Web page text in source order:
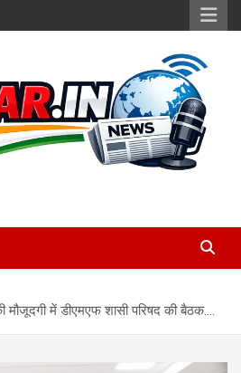
में डीएमएफ शासी परिषद की बैठक….